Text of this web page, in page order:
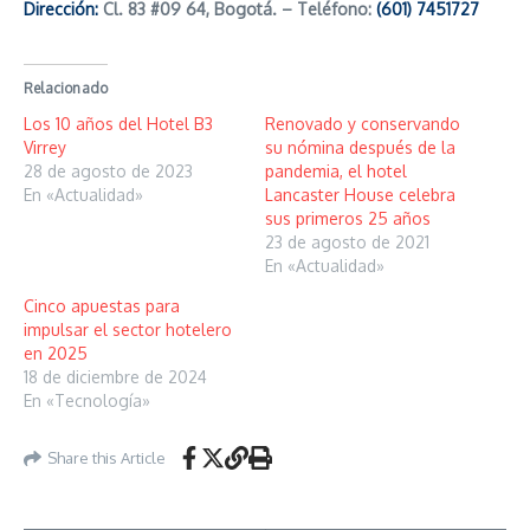
Dirección: Cl. 83 #09 64, Bogotá. – Teléfono: (601) 7451727
Relacionado
Los 10 años del Hotel B3
Virrey
28 de agosto de 2023
En «Actualidad»
Renovado y conservando
su nómina después de la
pandemia, el hotel
Lancaster House celebra
sus primeros 25 años
23 de agosto de 2021
En «Actualidad»
Cinco apuestas para
impulsar el sector hotelero
en 2025
18 de diciembre de 2024
En «Tecnología»
Share this Article